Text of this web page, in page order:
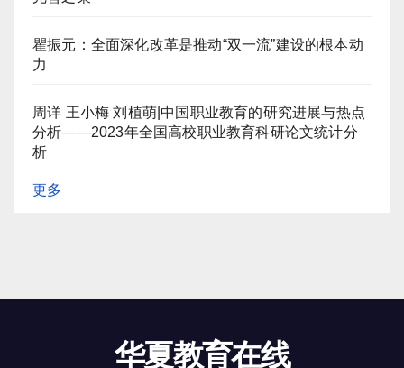
瞿振元：全面深化改革是推动“双一流”建设的根本动
力
周详 王小梅 刘植萌|中国职业教育的研究进展与热点
分析——2023年全国高校职业教育科研论文统计分
析
更多
华夏教育在线